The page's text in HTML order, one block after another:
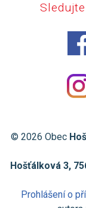
© 2026 Obec
Hošťálková 3,
Prohlášení o